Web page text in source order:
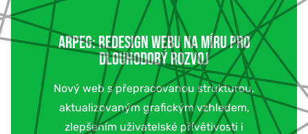
ARPEG: REDESIGN WEBU NA MÍRU PRO
DLOUHODOBÝ ROZVOJ
Nový web s přepracovanou strukturou,
aktualizovaným grafickým vzhledem,
zlepšením uživatelské přívětivosti i